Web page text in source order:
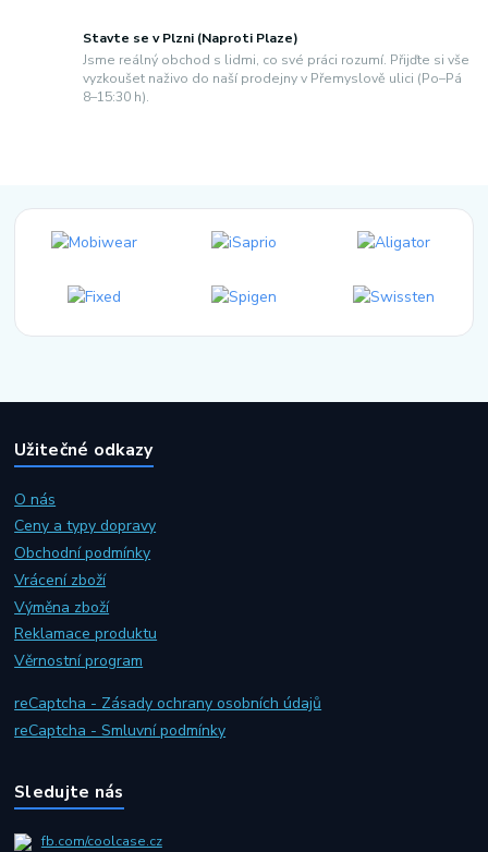
Stavte se v Plzni (Naproti Plaze)
Jsme reálný obchod s lidmi, co své práci rozumí. Přijďte si vše
vyzkoušet naživo do naší prodejny v Přemyslově ulici (Po–Pá
8–15:30 h).
Užitečné odkazy
O nás
Ceny a typy dopravy
Obchodní podmínky
Vrácení zboží
Výměna zboží
Reklamace produktu
Věrnostní program
reCaptcha - Zásady ochrany osobních údajů
reCaptcha - Smluvní podmínky
Sledujte nás
fb.com/coolcase.cz